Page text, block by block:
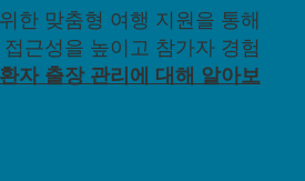
한 맞춤형 여행 지원을 통해
근성을 높이고 참가자 경험
환자 출장 관리에 대해 알아보